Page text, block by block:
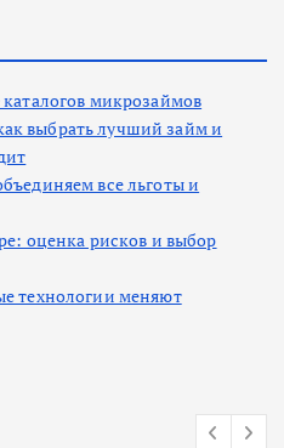
микрозаймов
выбрать лучший займ и
все льготы и
оценка рисков и выбор
технологии меняют